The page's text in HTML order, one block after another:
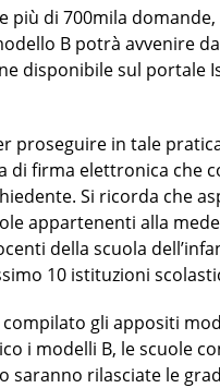
più di 700mila
B potrà avvenire
disponibile sul portale
proseguire in tale
di firma elettronica che
Si ricorda che
appartenenti alla
della scuola
10 istituzioni
gli appositi
i modelli B, le scuole
saranno rilasciate le